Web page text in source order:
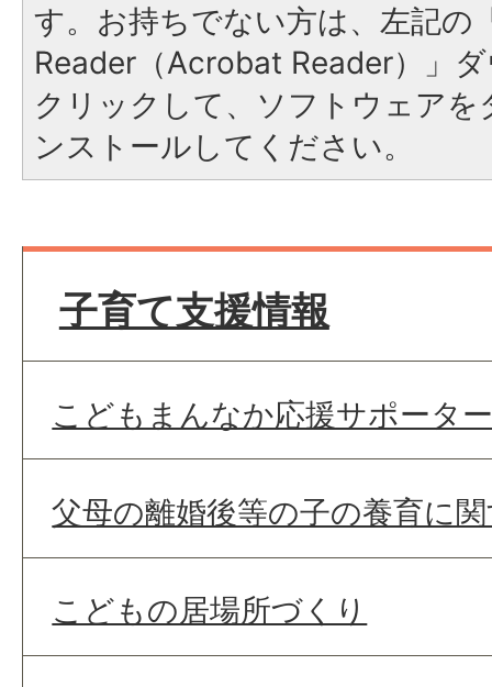
す。お持ちでない方は、左記の
Reader（Acrobat Reader）」
クリックして、ソフトウェア
ンストールしてください。
子育て支援情報
こどもまんなか応援サポータ
父母の離婚後等の子の養育に
こどもの居場所づくり